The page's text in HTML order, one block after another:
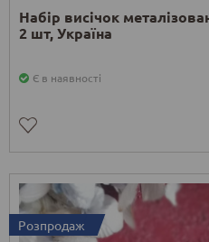
Набір висічок
2 шт, Україна
Є в наявності
Розпродаж